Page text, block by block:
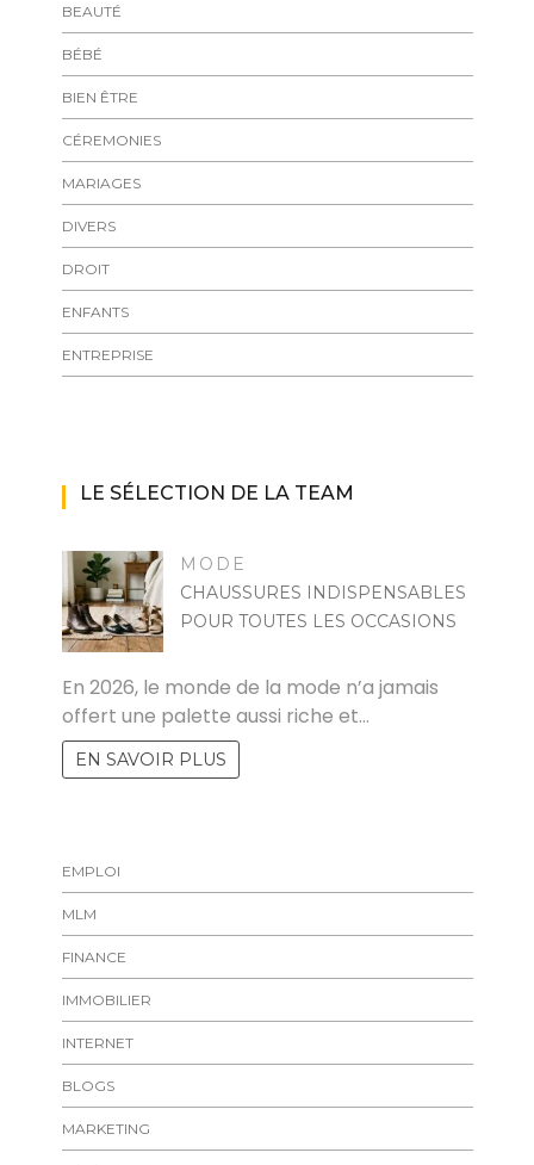
BEAUTÉ
BÉBÉ
BIEN ÊTRE
CÉREMONIES
MARIAGES
DIVERS
DROIT
ENFANTS
ENTREPRISE
LE SÉLECTION DE LA TEAM
MODE
CHAUSSURES INDISPENSABLES
POUR TOUTES LES OCCASIONS
En 2026, le monde de la mode n’a jamais
offert une palette aussi riche et…
EN SAVOIR PLUS
EMPLOI
MLM
FINANCE
IMMOBILIER
INTERNET
BLOGS
MARKETING